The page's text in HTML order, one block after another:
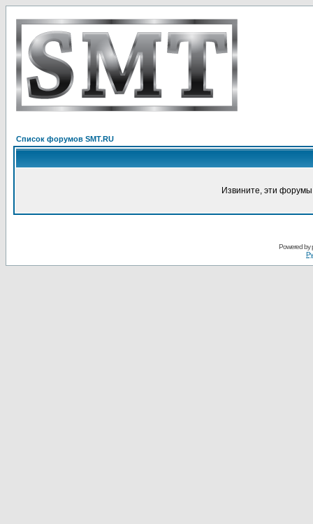
Список форумов SMT.RU
Извините, эти
Powered by